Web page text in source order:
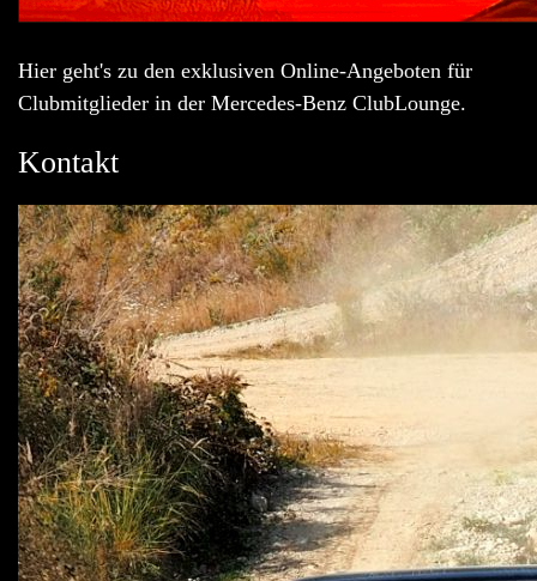
Hier geht's zu den exklusiven Online-Angeboten für
Clubmitglieder in der Mercedes-Benz ClubLounge.
Kontakt